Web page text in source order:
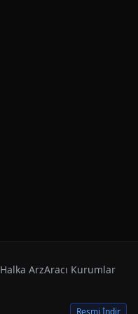
Halka ArzAracı Kurumlar
Resmi İndir